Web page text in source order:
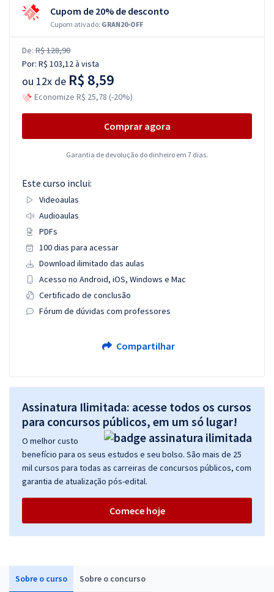
Sobre o curso Sobre o concurso
Cupom de 20% de desconto
Cupom ativado: GRAN20-OFF
De: R$ 128,90
Por: R$ 103,12à vista
ou 12x de R$ 8,59
Economize R$ 25,78 (-20%)
Comprar agora
Garantia de devolução do dinheiro em 7 dias.
Este curso inclui:
Videoaulas
Audioaulas
PDFs
100 dias para acessar
Download ilimitado das aulas
Acesso no Android, iOS, Windows e Mac
Certificado de conclusão
Fórum de dúvidas com professores
Compartilhar
Assinatura Ilimitada: acesse todos os cursos
para concursos públicos, em um só lugar!
O melhor custo
benefício para os seus estudos e seu bolso. São mais de 25
mil cursos para todas as carreiras de concursos públicos, com
garantia de atualização pós-edital.
Comece hoje